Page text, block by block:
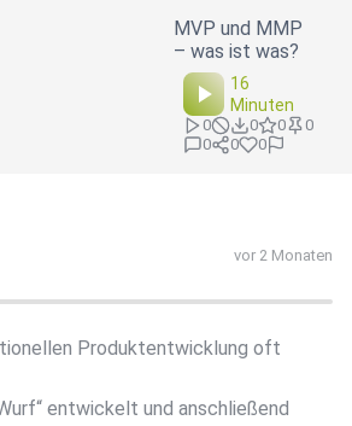
MVP und MMP
– was ist was?
16
Minuten
0 0 0
0
0
0 0
vor 2 Monaten
Produktentwicklung oft
entwickelt und anschließend